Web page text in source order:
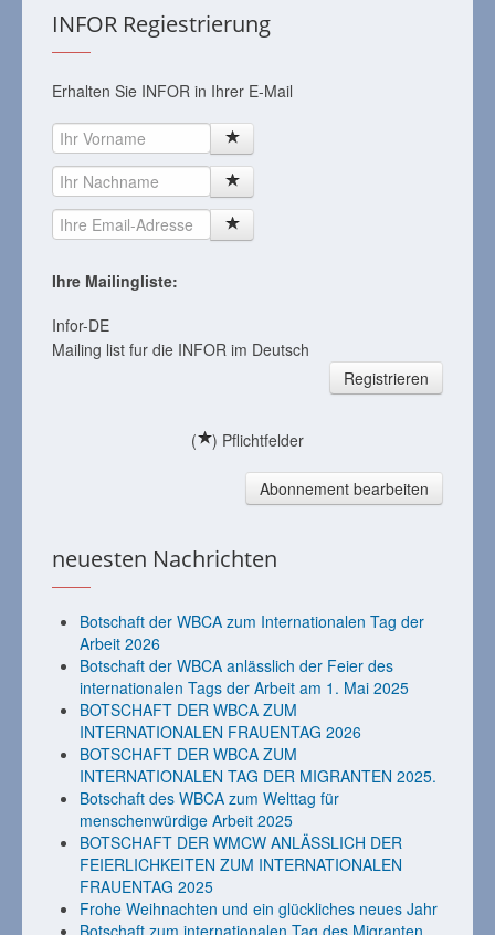
INFOR Regiestrierung
Erhalten Sie INFOR in Ihrer E-Mail
Ihre Mailingliste:
Infor-DE
Mailing list fur die INFOR im Deutsch
Registrieren
( ) Pflichtfelder
Abonnement bearbeiten
neuesten Nachrichten
Botschaft der WBCA zum Internationalen Tag der
Arbeit 2026
Botschaft der WBCA anlässlich der Feier des
internationalen Tags der Arbeit am 1. Mai 2025
BOTSCHAFT DER WBCA ZUM
INTERNATIONALEN FRAUENTAG 2026
BOTSCHAFT DER WBCA ZUM
INTERNATIONALEN TAG DER MIGRANTEN 2025.
Botschaft des WBCA zum Welttag für
menschenwürdige Arbeit 2025
BOTSCHAFT DER WMCW ANLÄSSLICH DER
FEIERLICHKEITEN ZUM INTERNATIONALEN
FRAUENTAG 2025
Frohe Weihnachten und ein glückliches neues Jahr
Botschaft zum internationalen Tag des Migranten